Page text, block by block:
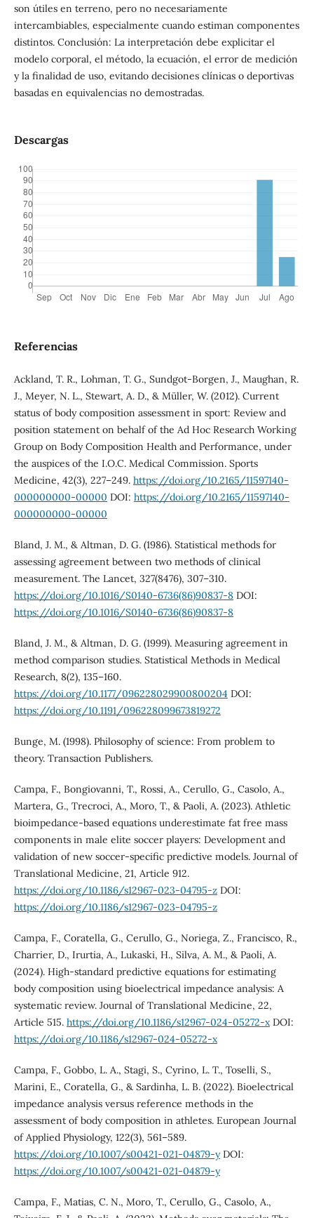
son útiles en terreno, pero no necesariamente
intercambiables, especialmente cuando estiman componentes
distintos. Conclusión: La interpretación debe explicitar el
modelo corporal, el método, la ecuación, el error de medición
y la finalidad de uso, evitando decisiones clínicas o deportivas
basadas en equivalencias no demostradas.
Descargas
Referencias
Ackland, T. R., Lohman, T. G., Sundgot-Borgen, J., Maughan, R.
J., Meyer, N. L., Stewart, A. D., & Müller, W. (2012). Current
status of body composition assessment in sport: Review and
position statement on behalf of the Ad Hoc Research Working
Group on Body Composition Health and Performance, under
the auspices of the I.O.C. Medical Commission. Sports
Medicine, 42(3), 227–249. https://doi.org/10.2165/11597140-
000000000-00000 DOI: https://doi.org/10.2165/11597140-
000000000-00000
Bland, J. M., & Altman, D. G. (1986). Statistical methods for
assessing agreement between two methods of clinical
measurement. The Lancet, 327(8476), 307–310.
https://doi.org/10.1016/S0140-6736(86)90837-8DOI:
https://doi.org/10.1016/S0140-6736(86)90837-8
Bland, J. M., & Altman, D. G. (1999). Measuring agreement in
method comparison studies. Statistical Methods in Medical
Research, 8(2), 135–160.
https://doi.org/10.1177/096228029900800204 DOI:
https://doi.org/10.1191/096228099673819272
Bunge, M. (1998). Philosophy of science: From problem to
theory. Transaction Publishers.
Campa, F., Bongiovanni, T., Rossi, A., Cerullo, G., Casolo, A.,
Martera, G., Trecroci, A., Moro, T., & Paoli, A. (2023). Athletic
bioimpedance-based equations underestimate fat free mass
components in male elite soccer players: Development and
validation of new soccer-specific predictive models. Journal of
Translational Medicine, 21, Article 912.
https://doi.org/10.1186/s12967-023-04795-zDOI:
https://doi.org/10.1186/s12967-023-04795-z
Campa, F., Coratella, G., Cerullo, G., Noriega, Z., Francisco, R.,
Charrier, D., Irurtia, A., Lukaski, H., Silva, A. M., & Paoli, A.
(2024). High-standard predictive equations for estimating
body composition using bioelectrical impedance analysis: A
systematic review. Journal of Translational Medicine, 22,
Article 515. https://doi.org/10.1186/s12967-024-05272-xDOI:
https://doi.org/10.1186/s12967-024-05272-x
Campa, F., Gobbo, L. A., Stagi, S., Cyrino, L. T., Toselli, S.,
Marini, E., Coratella, G., & Sardinha, L. B. (2022). Bioelectrical
impedance analysis versus reference methods in the
assessment of body composition in athletes. European Journal
of Applied Physiology, 122(3), 561–589.
https://doi.org/10.1007/s00421-021-04879-yDOI:
https://doi.org/10.1007/s00421-021-04879-y
Campa, F., Matias, C. N., Moro, T., Cerullo, G., Casolo, A.,